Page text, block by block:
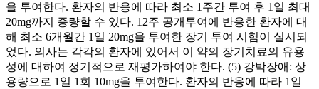
을 투여한다. 환자의 반응에 따라 최소 1주간 투여 후 1일 최대
20mg까지 증량할 수 있다. 12주 공개투여에 반응한 환자에 대
해 최소 6개월간 1일 20mg을 투여한 장기 투여 시험이 실시되
었다. 의사는 각각의 환자에 있어서 이 약의 장기치료의 유용
성에 대하여 정기적으로 재평가하여야 한다. (5) 강박장애: 상
용량으로 1일 1회 10mg을 투여한다. 환자의 반응에 따라 1일